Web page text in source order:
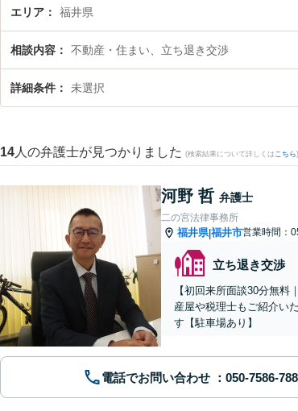
できる福井県内の弁護士に相談予約したい』などでお困りの相談者
エリア 福井県
相談内容 不動産・住まい、立ち退き交渉
詳細条件 未選択
14 人の弁護士が見つかりました (検索結果について詳しくは こちら)
河野 哲 弁護士
二の宮法律事務所
福井県|福井市営業時間：
立ち退き交渉
【初回来所面談30分無
産屋や税理士もご紹介い
す【駐車場あり】
電話でお問い合わせ